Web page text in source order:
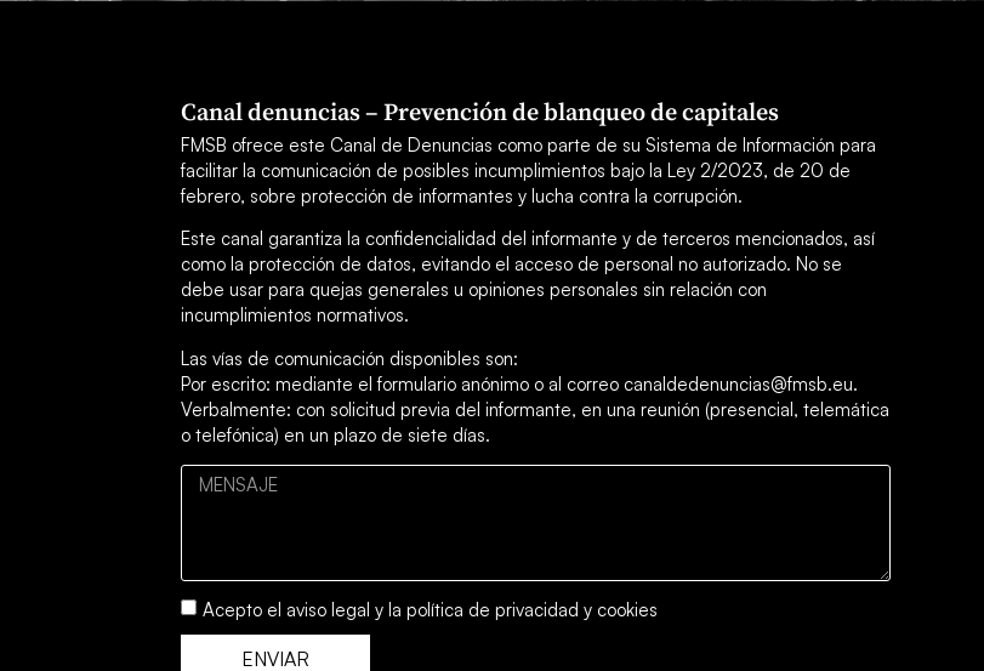
Canal denuncias – Prevención de blanqueo de capitales
FMSB ofrece este Canal de Denuncias como parte de su Sistema de Información para
facilitar la comunicación de posibles incumplimientos bajo la Ley 2/2023, de 20 de
febrero, sobre protección de informantes y lucha contra la corrupción.
Este canal garantiza la confidencialidad del informante y de terceros mencionados, así
como la protección de datos, evitando el acceso de personal no autorizado. No se
debe usar para quejas generales u opiniones personales sin relación con
incumplimientos normativos.
Las vías de comunicación disponibles son:
Por escrito: mediante el formulario anónimo o al correo canaldedenuncias@fmsb.eu.
Verbalmente: con solicitud previa del informante, en una reunión (presencial, telemática
o telefónica) en un plazo de siete días.
Acepto el aviso legal y la política de privacidad y cookies
ENVIAR